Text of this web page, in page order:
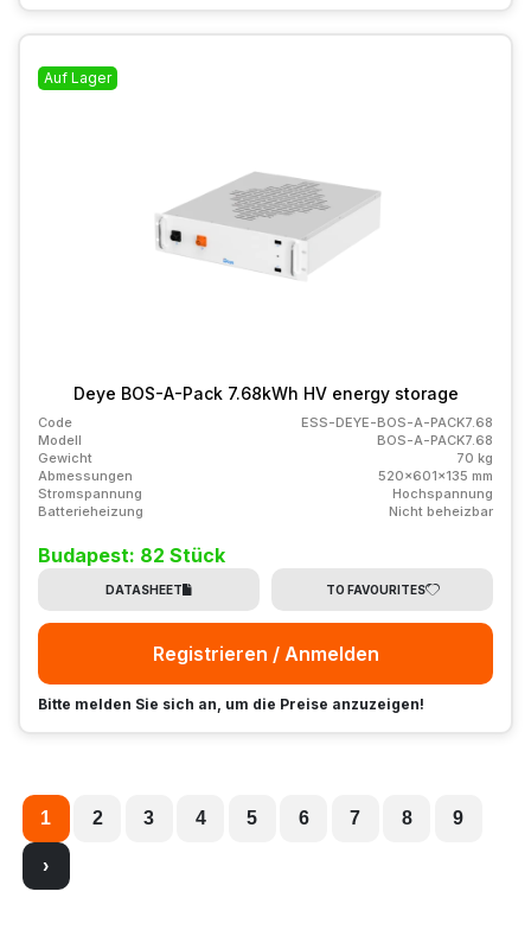
Auf Lager
Deye BOS-A-Pack 7.68kWh HV energy storage
Code
ESS-DEYE-BOS-A-PACK7.68
Modell
BOS-A-PACK7.68
Gewicht
70 kg
Abmessungen
520x601x135 mm
Stromspannung
Hochspannung
Batterieheizung
Nicht beheizbar
Budapest: 82 Stück
DATASHEET TO FAVOURITES
Registrieren / Anmelden
Bitte melden Sie sich an, um die Preise anzuzeigen!
1 2 3 4 5 6 7 8 9
›